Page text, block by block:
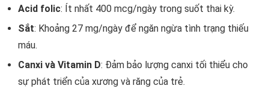
Acid folic: Ít nhất 400 mcg/ngày trong suốt thai kỳ.
Sắt: Khoảng 27 mg/ngày để ngăn ngừa tình trạng thiếu
máu.
Canxi và Vitamin D: Đảm bảo lượng canxi tối thiểu cho
sự phát triển của xương và răng của trẻ.